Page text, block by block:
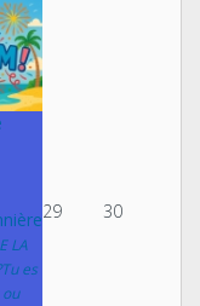
LA
es
29 30